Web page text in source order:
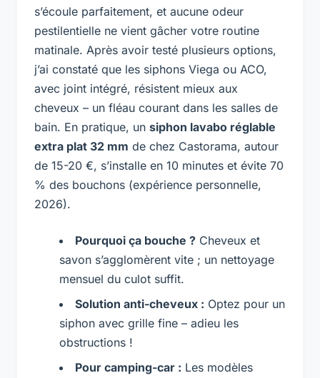
s’écoule parfaitement, et aucune odeur
pestilentielle ne vient gâcher votre routine
matinale. Après avoir testé plusieurs options,
j’ai constaté que les siphons Viega ou ACO,
avec joint intégré, résistent mieux aux
cheveux – un fléau courant dans les salles de
bain. En pratique, un siphon lavabo réglable
extra plat 32 mm de chez Castorama, autour
de 15-20 €, s’installe en 10 minutes et évite 70
% des bouchons (expérience personnelle,
2026).
Pourquoi ça bouche ? Cheveux et
savon s’agglomèrent vite ; un nettoyage
mensuel du culot suffit.
Solution anti-cheveux : Optez pour un
siphon avec grille fine – adieu les
obstructions !
Pour camping-car : Les modèles